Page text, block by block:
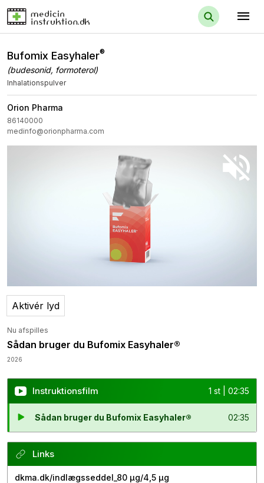
menu
Bufomix Easyhaler®
(budesonid, formoterol)
Inhalationspulver
Orion Pharma
86140000
medinfo@orionpharma.com
Aktivér lyd
Nu afspilles
Sådan bruger du Bufomix Easyhaler®
2026
Instruktionsfilm 1 st | 02:35
Sådan bruger du Bufomix Easyhaler® 02:35
Links
dkma.dk/indlægsseddel_80 µg/4,5 µg